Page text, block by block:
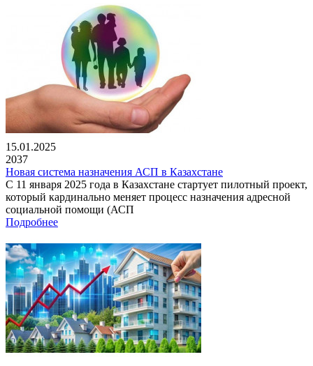
15.01.2025
2037
Новая система назначения АСП в Казахстане
С 11 января 2025 года в Казахстане стартует пилотный проект,
который кардинально меняет процесс назначения адресной
социальной помощи (АСП
Подробнее